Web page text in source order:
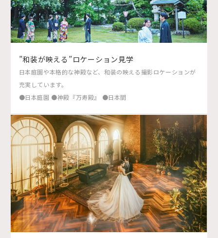
”和装が映える”ロケーション見学
日本庭園や本格的な神殿など、和装の映える撮影ロケーションが
充実しています。
●日本庭園 ●神殿『万寿殿』 ●日本間